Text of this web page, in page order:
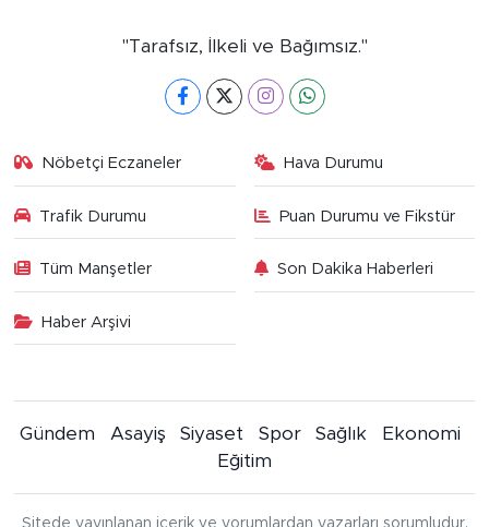
"Tarafsız, İlkeli ve Bağımsız."
Nöbetçi Eczaneler Hava Durumu
Trafik Durumu Puan Durumu ve Fikstür
Tüm Manşetler Son Dakika Haberleri
Haber Arşivi
Gündem Asayiş Siyaset Spor Sağlık
Ekonomi
Eğitim
Sitede yayınlanan içerik ve yorumlardan yazarları sorumludur.